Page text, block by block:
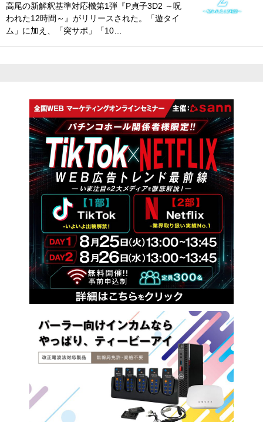
高尾の新解釈基準対応機第1弾『P貞子3D2 ～呪
われた12時間～』がリリースされた。「遊タイ
ム」に加え、「突サポ」「10…